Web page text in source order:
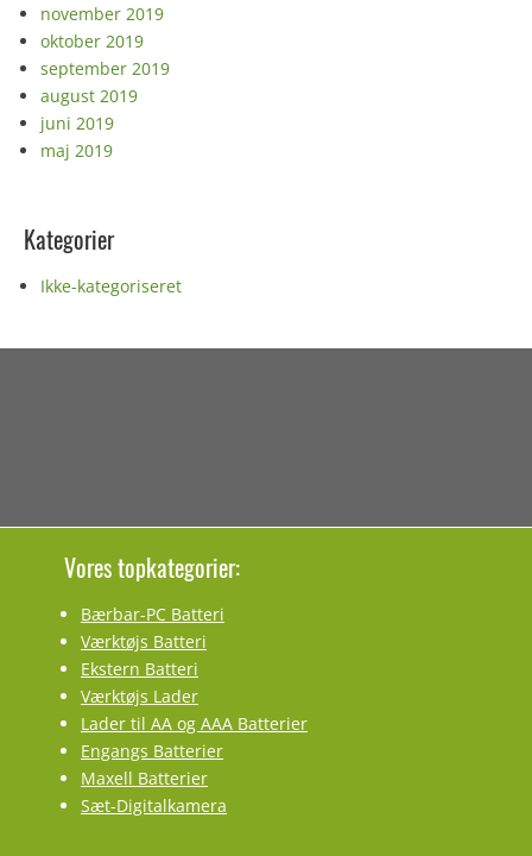
november 2019
oktober 2019
september 2019
august 2019
juni 2019
maj 2019
Kategorier
Ikke-kategoriseret
Vores topkategorier:
Bærbar-PC Batteri
Værktøjs Batteri
Ekstern Batteri
Værktøjs Lader
Lader til AA og AAA Batterier
Engangs Batterier
Maxell Batterier
Sæt-Digitalkamera